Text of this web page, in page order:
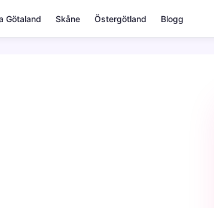
Götaland Skåne Östergötland Blogg